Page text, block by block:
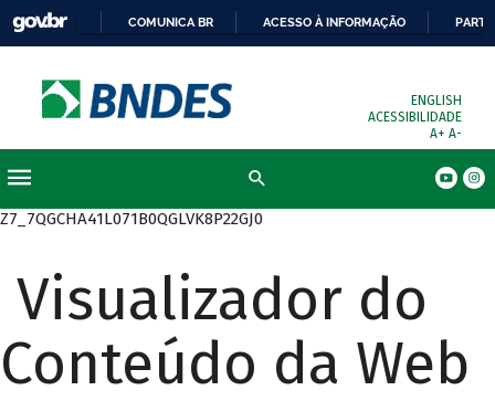
COMUNICA BR ACESSO À INFORMAÇÃO
ENGLISH
ACESSIBILIDADE
A+ A-
Z7_7QGCHA41L071B0QGLVK8P22GJ0
Visualizador do
Conteúdo da Web